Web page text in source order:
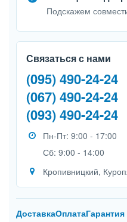
Подскажем
Связаться с нами
(095) 490-24-24
(067) 490-24-24
(093) 490-24-24
Пн-Пт: 9:00 - 17:00
Сб: 9:00 - 14:00
Кропивницкий,
ДоставкаОплата